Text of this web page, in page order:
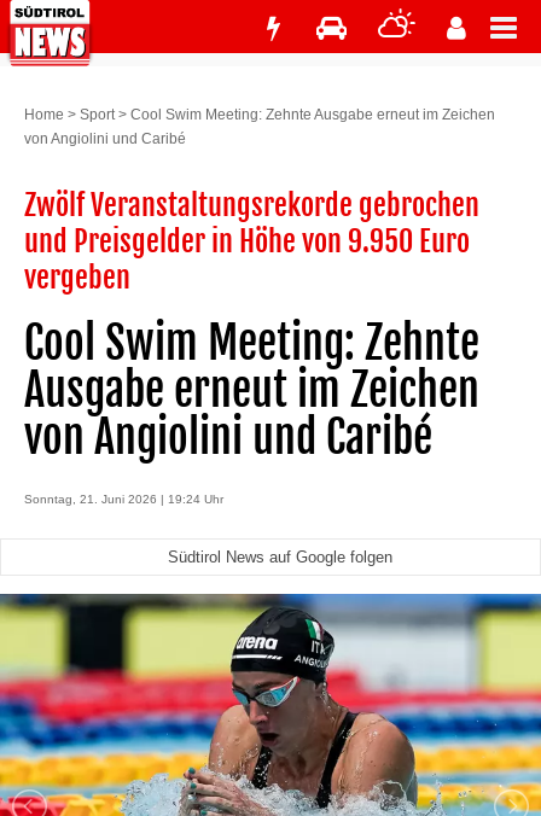
Home > Sport> Cool Swim Meeting: Zehnte Ausgabe erneut im Zeichen
von Angiolini und Caribé
Zwölf Veranstaltungsrekorde gebrochen
und Preisgelder in Höhe von 9.950 Euro
vergeben
Cool Swim Meeting: Zehnte
Ausgabe erneut im Zeichen
von Angiolini und Caribé
Sonntag, 21. Juni 2026 | 19:24 Uhr
Südtirol News auf Google folgen